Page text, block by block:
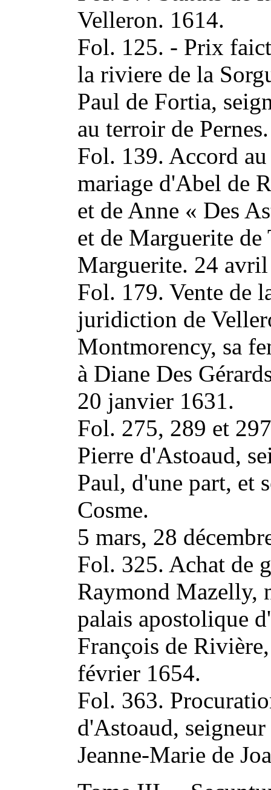
Velleron. 1614.
Fol. 125. - Prix
la riviere de la
Paul de Fortia,
au terroir de
Fol. 139. Accord
mariage d'Abel de
et de Anne « Des
et de Marguerite de
Marguerite. 24
Fol. 179. Vente de
juridiction de
Montmorency, sa
à Diane Des
20 janvier 1631.
Fol. 275, 289 et
Pierre d'Astoaud,
Paul, d'une part, et
Cosme.
5 mars, 28
Fol. 325. Achat de
Raymond Mazelly,
palais apostolique
François de
février 1654.
Fol. 363.
d'Astoaud,
Jeanne-Marie de